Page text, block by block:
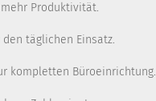
Produktivität.
täglichen Einsatz.
kompletten Büroeinrichtung.